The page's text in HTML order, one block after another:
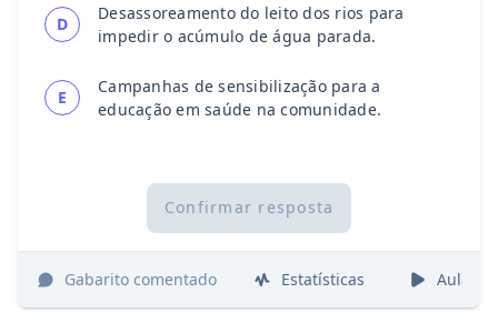
D
Desassoreamento do leito dos rios para
impedir o acúmulo de água parada.
E
Campanhas de sensibilização para a
educação em saúde na comunidade.
Confirmar resposta
Gabarito comentado Estatísticas Aulas